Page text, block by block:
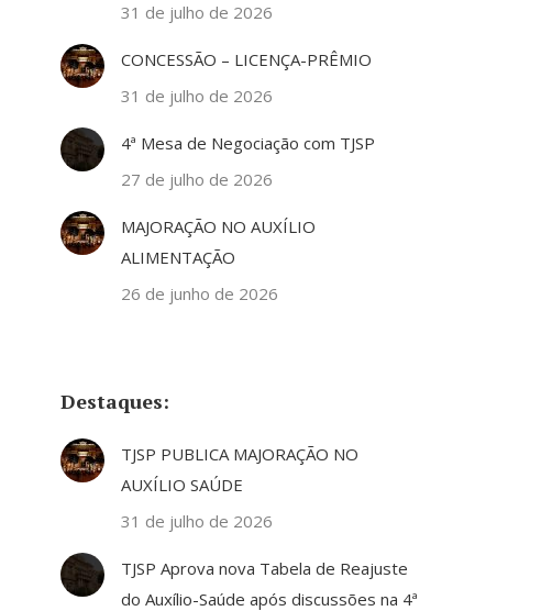
31 de julho de 2026
CONCESSÃO – LICENÇA-PRÊMIO
31 de julho de 2026
4ª Mesa de Negociação com TJSP
27 de julho de 2026
MAJORAÇÃO NO AUXÍLIO
ALIMENTAÇÃO
26 de junho de 2026
Destaques:
TJSP PUBLICA MAJORAÇÃO NO
AUXÍLIO SAÚDE
31 de julho de 2026
TJSP Aprova nova Tabela de Reajuste
do Auxílio-Saúde após discussões na 4ª